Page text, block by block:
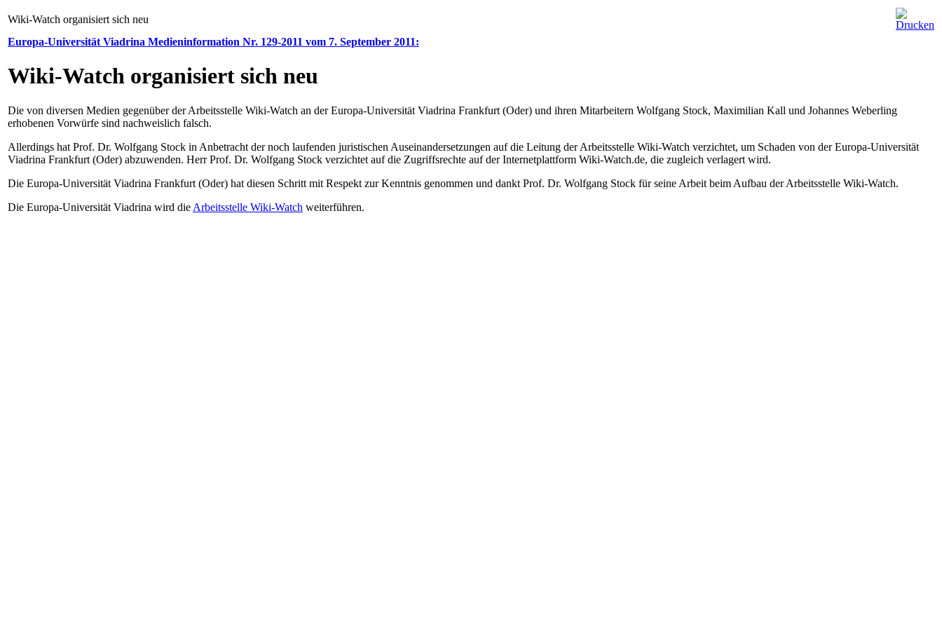
Wiki-Watch organisiert sich neu
Europa-Universität Viadrina Medieninformation Nr. 129-2011 vom 7. September 2011:
Wiki-Watch organisiert sich neu
Die von diversen Medien gegenüber der Arbeitsstelle Wiki-Watch an der Europa-Universität Viadrina Frankfurt (Oder) und ihren Mitarbeitern Wolfgang Stock, Maximilian Kall und Johannes Weberling
erhobenen Vorwürfe sind nachweislich falsch.
Allerdings hat Prof. Dr. Wolfgang Stock in Anbetracht der noch laufenden juristischen Auseinandersetzungen auf die Leitung der Arbeitsstelle Wiki-Watch verzichtet, um Schaden von der Europa-Universität
Viadrina Frankfurt (Oder) abzuwenden. Herr Prof. Dr. Wolfgang Stock verzichtet auf die Zugriffsrechte auf der Internetplattform Wiki-Watch.de, die zugleich verlagert wird.
Die Europa-Universität Viadrina Frankfurt (Oder) hat diesen Schritt mit Respekt zur Kenntnis genommen und dankt Prof. Dr. Wolfgang Stock für seine Arbeit beim Aufbau der Arbeitsstelle Wiki-Watch.
Die Europa-Universität Viadrina wird die Arbeitsstelle Wiki-Watch weiterführen.